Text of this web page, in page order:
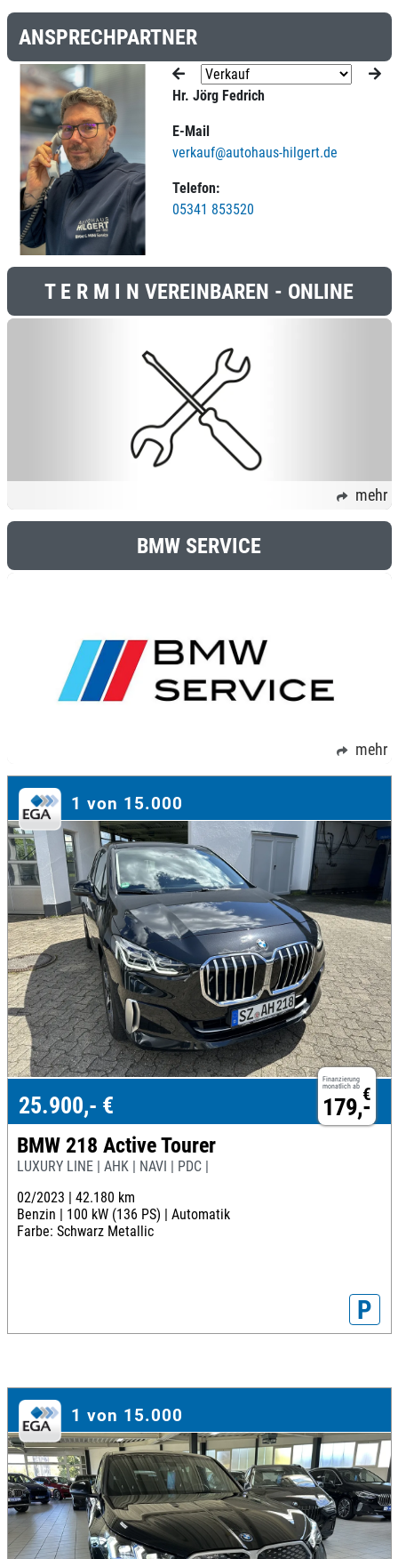
ANSPRECHPARTNER
Hr. Jörg Fedrich
E-Mail
verkauf@autohaus-hilgert.de
Telefon:
05341 853520
T E R M I N VEREINBAREN - ONLINE
mehr
BMW SERVICE
mehr
1 von 15.000
Finanzierung
monatlich ab €
179,-
25.900,- €
BMW 218 Active Tourer
LUXURY LINE | AHK | NAVI | PDC |
02/2023 | 42.180 km
Benzin | 100 kW (136 PS) | Automatik
Farbe: Schwarz Metallic
P
1 von 15.000